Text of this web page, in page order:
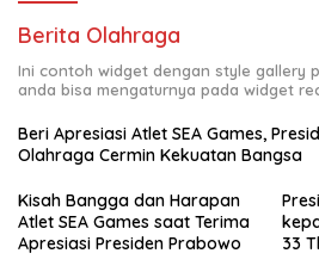
Berita Olahraga
Ini contoh widget dengan style gallery
anda bisa mengaturnya pada widget
Beri Apresiasi Atlet SEA Games,
Olahraga Cermin Kekuatan Bangsa
Kisah Bangga dan Harapan
Atlet SEA Games saat Terima
Apresiasi Presiden Prabowo
33